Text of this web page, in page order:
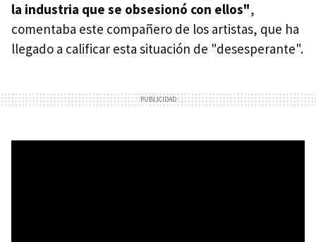
la industria que se obsesionó con ellos",
comentaba este compañero de los artistas, que ha
llegado a calificar esta situación de "desesperante".